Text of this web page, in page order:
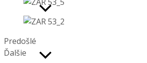
Predošlé
Ďalšie